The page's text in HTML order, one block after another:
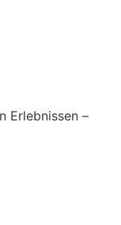
Erlebnissen –